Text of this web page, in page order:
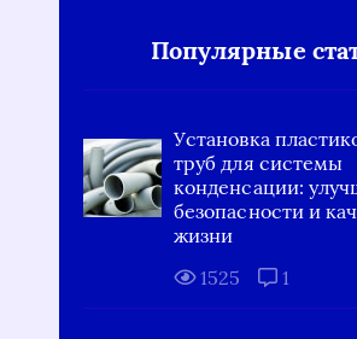
Популярные
Установка
труб для системы
конденсации:
безопасности и
жизни
1525
1